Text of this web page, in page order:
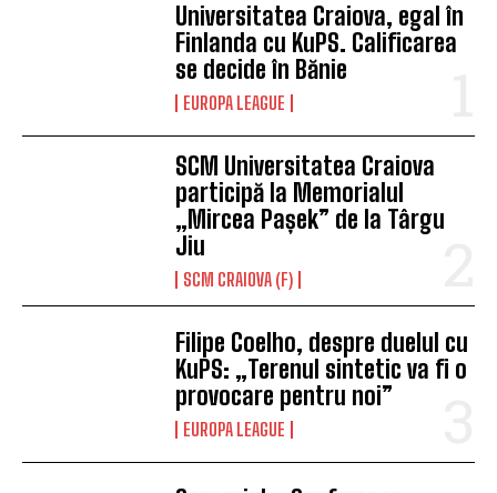
Universitatea Craiova, egal în
Finlanda cu KuPS. Calificarea
se decide în Bănie
EUROPA LEAGUE
SCM Universitatea Craiova
participă la Memorialul
„Mircea Pașek” de la Târgu
Jiu
SCM CRAIOVA (F)
Filipe Coelho, despre duelul cu
KuPS: „Terenul sintetic va fi o
provocare pentru noi”
EUROPA LEAGUE